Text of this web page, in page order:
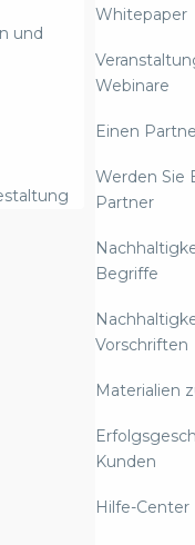
und
Whitepaper
Webinare
Einen
Werden Sie
Partner
Begriffe
Vorschriften
Materialien
Kunden
Hilfe-Center